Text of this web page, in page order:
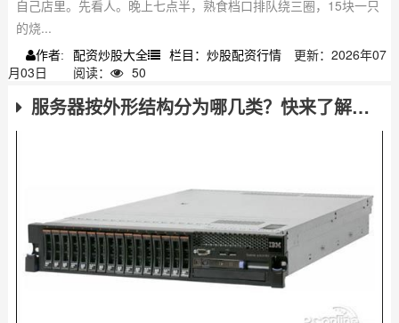
自己店里。先看人。晚上七点半，熟食档口排队绕三圈，15块一只
的烧...
作者: 配资炒股大全 栏目：炒股配资行情
更新：2026年07
月03日
阅读： 50
服务器按外形结构分为哪几类？快来了解服务器的分类知识